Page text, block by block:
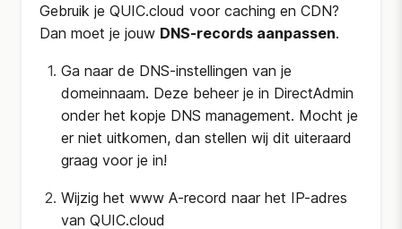
Gebruik je QUIC.cloud voor caching en CDN?
Dan moet je jouw DNS-records aanpassen.
Ga naar de DNS-instellingen van je
domeinnaam. Deze beheer je in DirectAdmin
onder het kopje DNS management. Mocht je
er niet uitkomen, dan stellen wij dit uiteraard
graag voor je in!
Wijzig het www A-record naar het IP-adres
van QUIC.cloud